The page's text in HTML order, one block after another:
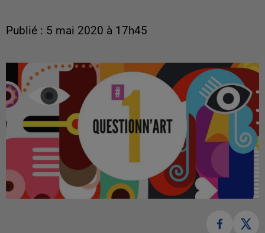
Publié : 5 mai 2020 à 17h45